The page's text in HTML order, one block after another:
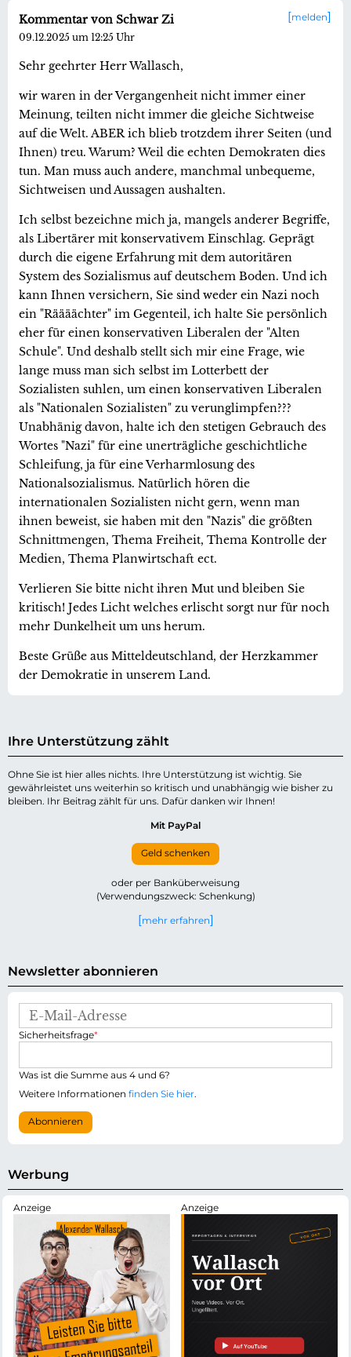
melden
Kommentar von Schwar Zi
09.12.2025 um 12:25 Uhr
Sehr geehrter Herr Wallasch,
wir waren in der Vergangenheit nicht immer einer
Meinung, teilten nicht immer die gleiche Sichtweise
auf die Welt. ABER ich blieb trotzdem ihrer Seiten (und
Ihnen) treu. Warum? Weil die echten Demokraten dies
tun. Man muss auch andere, manchmal unbequeme,
Sichtweisen und Aussagen aushalten.
Ich selbst bezeichne mich ja, mangels anderer Begriffe,
als Libertärer mit konservativem Einschlag. Geprägt
durch die eigene Erfahrung mit dem autoritären
System des Sozialismus auf deutschem Boden. Und ich
kann Ihnen versichern, Sie sind weder ein Nazi noch
ein "Räääächter" im Gegenteil, ich halte Sie persönlich
eher für einen konservativen Liberalen der "Alten
Schule". Und deshalb stellt sich mir eine Frage, wie
lange muss man sich selbst im Lotterbett der
Sozialisten suhlen, um einen konservativen Liberalen
als "Nationalen Sozialisten" zu verunglimpfen???
Unabhänig davon, halte ich den stetigen Gebrauch des
Wortes "Nazi" für eine unerträgliche geschichtliche
Schleifung, ja für eine Verharmlosung des
Nationalsozialismus. Natürlich hören die
internationalen Sozialisten nicht gern, wenn man
ihnen beweist, sie haben mit den "Nazis" die größten
Schnittmengen, Thema Freiheit, Thema Kontrolle der
Medien, Thema Planwirtschaft ect.
Verlieren Sie bitte nicht ihren Mut und bleiben Sie
kritisch! Jedes Licht welches erlischt sorgt nur für noch
mehr Dunkelheit um uns herum.
Beste Grüße aus Mitteldeutschland, der Herzkammer
der Demokratie in unserem Land.
Ihre Unterstützung zählt
Ohne Sie ist hier alles nichts. Ihre Unterstützung ist wichtig. Sie
gewährleistet uns weiterhin so kritisch und unabhängig wie bisher zu
bleiben. Ihr Beitrag zählt für uns. Dafür danken wir Ihnen!
Mit PayPal
Geld schenken
oder per Banküberweisung
(Verwendungszweck: Schenkung)
mehr erfahren
Newsletter abonnieren
M
l
-
d
r
s
e
P
i
h
t
f
d
Sicherheitsfrage*
Was ist die Summe aus 4 und 6?
Weitere Informationen finden Sie hier.
Abonnieren
Werbung